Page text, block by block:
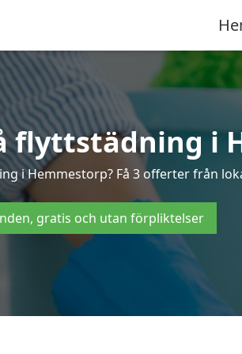
flyttstädning i
i Hemmestorp? Få 3 offerter från
gratis och utan förpliktelser